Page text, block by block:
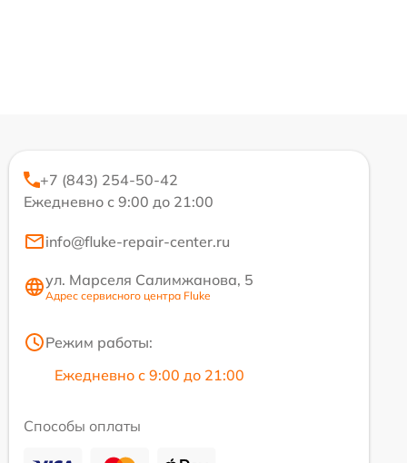
+7 (843) 254-50-42
Ежедневно с 9:00 до 21:00
info@fluke-repair-center.ru
ул. Марселя Салимжанова, 5
Адрес сервисного центра Fluke
Режим работы:
Ежедневно с 9:00 до 21:00
Способы оплаты